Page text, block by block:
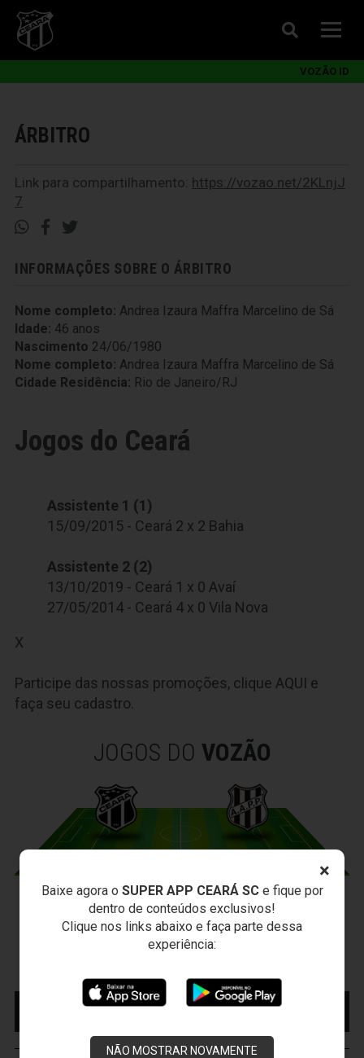
×
Baixe agora o SUPER APP CEARÁ SCe fique por
dentro de conteúdos exclusivos!
Clique nos links abaixo e faça parte dessa
experiência:
NÃO MOSTRAR NOVAMENTE
VOZÃO ID
ÁRBITRO
Link para compartilhamento: https://vozao.net/2KLnjJ
7
INFORMAÇÕES SOBRE O ÁRBITRO
Nome completo: Andrea Izaura Maffra Marcelino de Sá
Idade: 46 anos
Nascimento 24/06/1980
Nome completo: Andrea Izaura Maffra Marcelino de Sá
Cidade Residência: Rio de Janeiro/RJ
Jogos do Ceará
Assistente 1 (1)
15/09/2015 - Ceará 2 x 2 Bahia
Assistente 2 (2)
13/10/2019 - Ceará 1 x 0 Avaí
27/05/2014 - Ceará 4 x 0 Vila Nova
X
Participe das nossas promoções, clique AQUI e
faça seu cadastro.
JOGOS DO VOZÃO
CEARÁ X PONTE PRETA
Sexta-feira, 07/08/2026 - 20:30
Arena Vozão (Castelão) - Capital/CE
MAIS INFORMAÇÕES
COMPRE AQUI SEU